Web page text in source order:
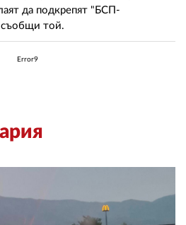
да подкрепят "БСП-
той.
Error9